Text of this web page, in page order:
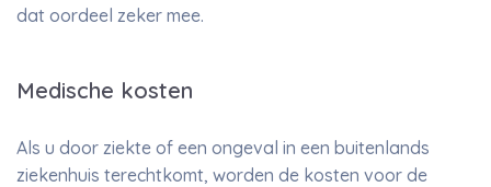
dat oordeel zeker mee.
Medische kosten
Als u door ziekte of een ongeval in een buitenlands
ziekenhuis terechtkomt, worden de kosten voor de